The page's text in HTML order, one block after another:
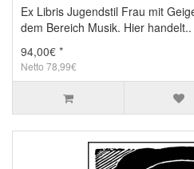
Ex Libris Jugendstil Frau mit
dem Bereich Musik. Hier handelt..
94,00€ *
Netto 78,99€